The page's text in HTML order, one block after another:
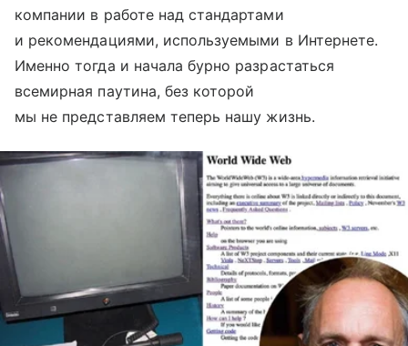
компании в работе над стандартами
и рекомендациями, используемыми в Интернете.
Именно тогда и начала бурно разрастаться
всемирная паутина, без которой
мы не представляем теперь нашу жизнь.